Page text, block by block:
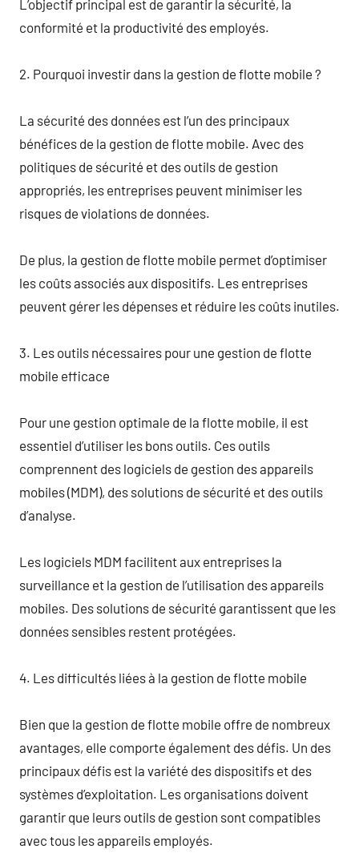
L’objectif principal est de garantir la sécurité, la
conformité et la productivité des employés.
2. Pourquoi investir dans la gestion de flotte mobile ?
La sécurité des données est l’un des principaux
bénéfices de la gestion de flotte mobile. Avec des
politiques de sécurité et des outils de gestion
appropriés, les entreprises peuvent minimiser les
risques de violations de données.
De plus, la gestion de flotte mobile permet d’optimiser
les coûts associés aux dispositifs. Les entreprises
peuvent gérer les dépenses et réduire les coûts inutiles.
3. Les outils nécessaires pour une gestion de flotte
mobile efficace
Pour une gestion optimale de la flotte mobile, il est
essentiel d’utiliser les bons outils. Ces outils
comprennent des logiciels de gestion des appareils
mobiles (MDM), des solutions de sécurité et des outils
d’analyse.
Les logiciels MDM facilitent aux entreprises la
surveillance et la gestion de l’utilisation des appareils
mobiles. Des solutions de sécurité garantissent que les
données sensibles restent protégées.
4. Les difficultés liées à la gestion de flotte mobile
Bien que la gestion de flotte mobile offre de nombreux
avantages, elle comporte également des défis. Un des
principaux défis est la variété des dispositifs et des
systèmes d’exploitation. Les organisations doivent
garantir que leurs outils de gestion sont compatibles
avec tous les appareils employés.